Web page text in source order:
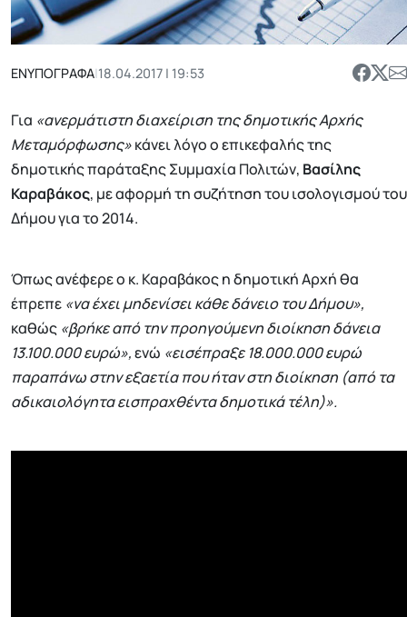
ΕΝΥΠΟΓΡΑΦΑ|18.04.2017 | 19:53
Για «ανερμάτιστη διαχείριση της δημοτικής Αρχής
Μεταμόρφωσης»κάνει λόγο ο επικεφαλής της
δημοτικής παράταξης Συμμαχία Πολιτών, Βασίλης
Καραβάκος, με αφορμή τη συζήτηση του ισολογισμού του
Δήμου για το 2014.
Όπως ανέφερε ο κ. Καραβάκος η δημοτική Αρχή θα
έπρεπε «να έχει μηδενίσει κάθε δάνειο του Δήμου»,
καθώς «βρήκε από την προηγούμενη διοίκηση δάνεια
13.100.000 ευρώ»,ενώ «εισέπραξε 18.000.000 ευρώ
παραπάνω στην εξαετία που ήταν στη διοίκηση (από τα
αδικαιολόγητα εισπραχθέντα δημοτικά τέλη)».